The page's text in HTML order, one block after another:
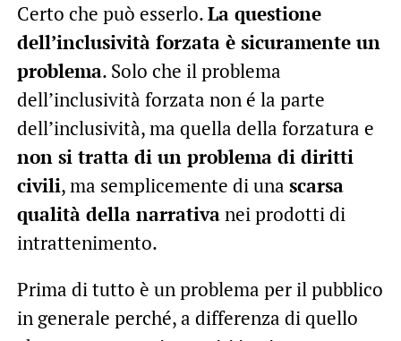
Certo che può esserlo.La questione
dell’inclusività forzata è sicuramente un
problema. Solo che il problema
dell’inclusività forzata non é la parte
dell’inclusività, ma quella della forzatura e
non si tratta di un problema di diritti
civili, ma semplicemente di una scarsa
qualità della narrativanei prodotti di
intrattenimento.
Prima di tutto è un problema per il pubblico
in generale perché, a differenza di quello